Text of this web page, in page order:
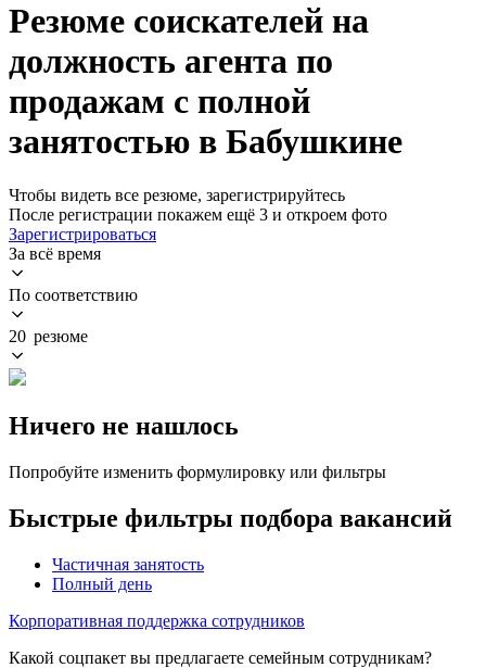
Резюме соискателей на
должность агента по
продажам с полной
занятостью в Бабушкине
Чтобы видеть все резюме, зарегистрируйтесь
После регистрации покажем ещё 3 и откроем фото
Зарегистрироваться
За всё время
По соответствию
20 резюме
Ничего не нашлось
Попробуйте изменить формулировку или фильтры
Быстрые фильтры подбора вакансий
Частичная занятость
Полный день
Корпоративная поддержка сотрудников
Какой соцпакет вы предлагаете семейным сотрудникам?